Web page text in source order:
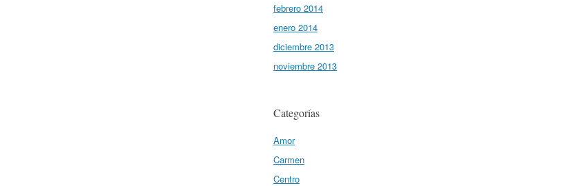
febrero 2014
enero 2014
diciembre 2013
noviembre 2013
Categorías
Amor
Carmen
Centro